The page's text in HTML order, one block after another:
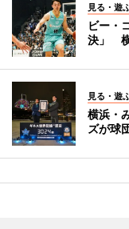
見る・遊
ビー・
決」
見る・遊
横浜・
ズが球